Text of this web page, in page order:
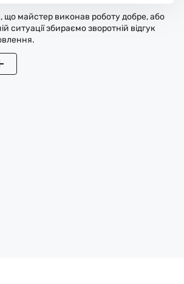
майстер виконав роботу добре, або
ситуації збираємо зворотній відгук